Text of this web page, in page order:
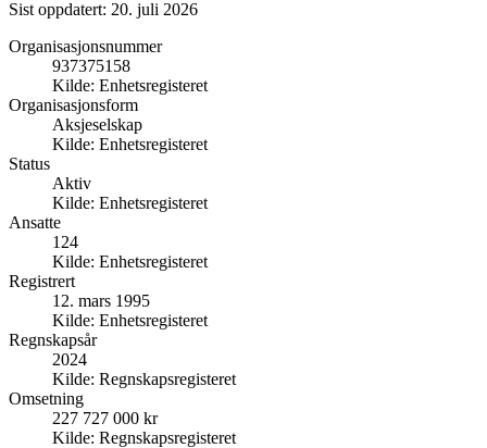
Sist oppdatert: 20. juli 2026
Organisasjonsnummer
937375158
Kilde: Enhetsregisteret
Organisasjonsform
Aksjeselskap
Kilde: Enhetsregisteret
Status
Aktiv
Kilde: Enhetsregisteret
Ansatte
124
Kilde: Enhetsregisteret
Registrert
12. mars 1995
Kilde: Enhetsregisteret
Regnskapsår
2024
Kilde: Regnskapsregisteret
Omsetning
227 727 000 kr
Kilde: Regnskapsregisteret